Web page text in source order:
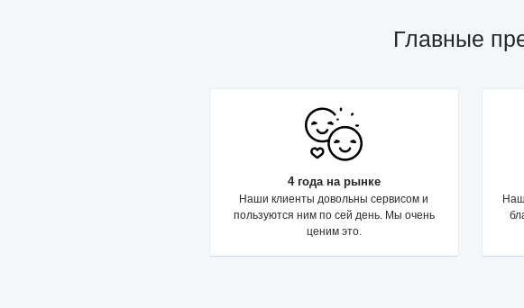
Главные
4 года на рынке
Наши клиенты довольны сервисом и
пользуются ним по сей день. Мы очень
ценим это.